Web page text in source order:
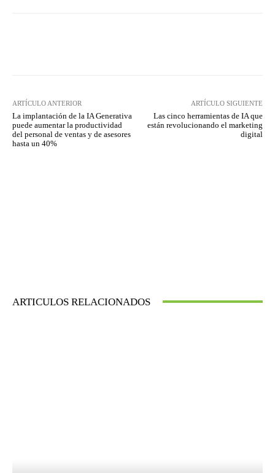
ARTÍCULO ANTERIOR
La implantación de la IA Generativa
puede aumentar la productividad
del personal de ventas y de asesores
hasta un 40%
ARTÍCULO SIGUIENTE
Las cinco herramientas de IA que
están revolucionando el marketing
digital
ARTICULOS RELACIONADOS